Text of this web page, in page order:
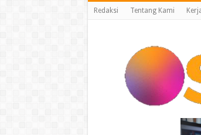
Redaksi Tentang Kami